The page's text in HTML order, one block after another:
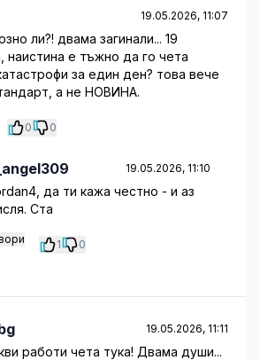
19.05.2026, 11:07
ли?! двама загинали... 19
наистина е тъжно да го чета
за един ден? това вече
а не НОВИНА.
0 0
19.05.2026, 11:10
да ти кажа честно - и аз
Ста
1 0
19.05.2026, 11:11
работи чета тука! Двама души...